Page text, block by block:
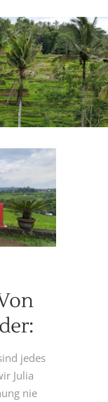
jedes
Julia
nie